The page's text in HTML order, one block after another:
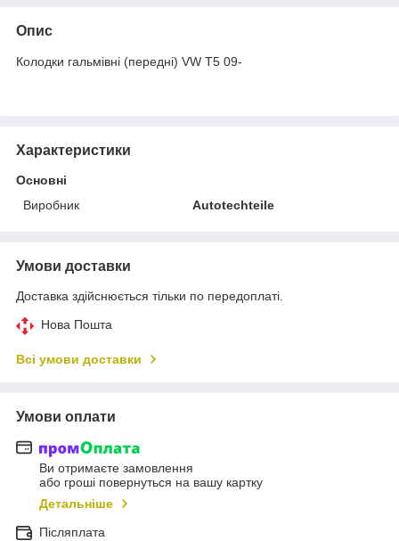
Опис
Колодки гальмівні (передні) VW T5 09-
Характеристики
Основні
Виробник
Autotechteile
Умови доставки
Доставка здійснюється тільки по передоплаті.
Нова Пошта
Всі умови доставки
Умови оплати
Ви отримаєте замовлення
або гроші повернуться на вашу картку
Детальніше
Післяплата